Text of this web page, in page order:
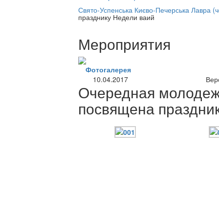
12 сентября
Свято-Успенська Києво-Печерська Лавра
празднику Недели ваий
Мероприятия
Фотогалерея
10.04.2017
Очередная
посвящена